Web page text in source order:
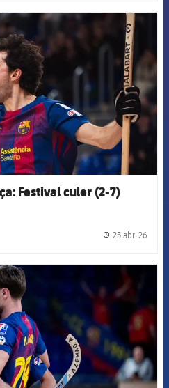
FCB Barcelona badge
Festival culer (2-7)
25 abr. 26
FCB Barcelona badge